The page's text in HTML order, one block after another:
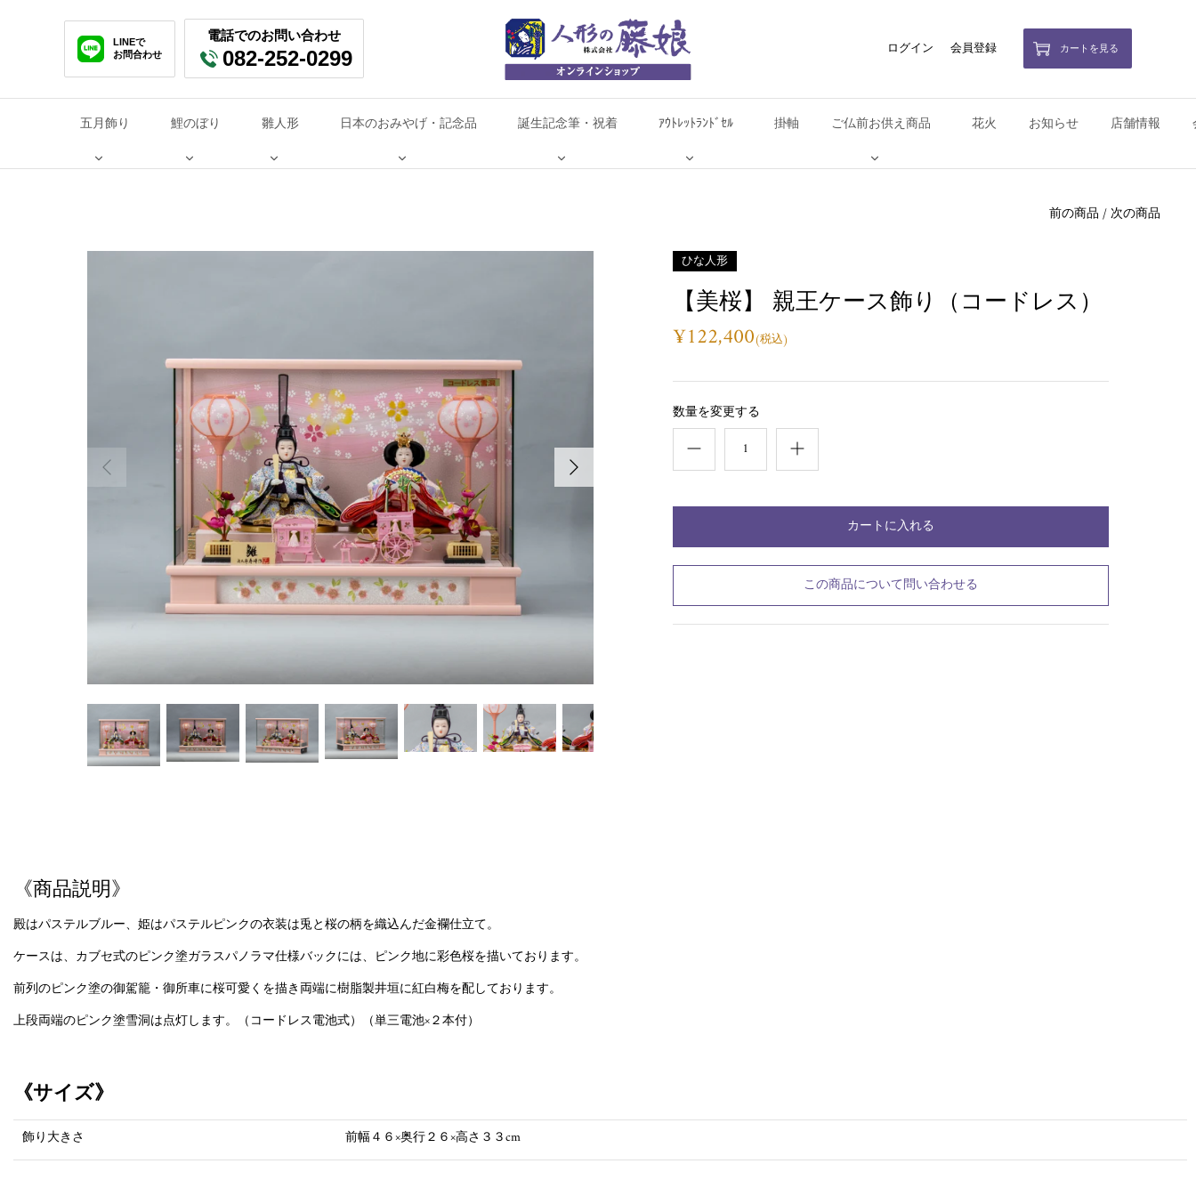
を
ッ
LINEで
お問合わせ
電話でのお問い合わせ
082-252-0299 ログイン 会員登録 カートを見る
五月飾り 鯉のぼり 雛人形 日本のおみやげ・記念品 誕生記念筆・祝着 ｱｳﾄﾚｯﾄﾗﾝﾄﾞｾﾙ 掛軸 ご仏前お供え商品 花火 お知らせ 店舗情報
前の商品 /次の商品
ひな人形
【美桜】 親王ケース飾り（コードレス）
¥122,400
数量を変更する
この商品について問い合わせる
《商品説明》
殿はパステルブルー、姫はパステルピンクの衣装は兎と桜の柄を織込んだ金襴仕立て。
ケースは、カブセ式のピンク塗ガラスパノラマ仕様バックには、ピンク地に彩色桜を描いております。
前列のピンク塗の御駕籠・御所車に桜可愛くを描き両端に樹脂製井垣に紅白梅を配しております。
上段両端のピンク塗雪洞は点灯します。（コードレス電池式）（単三電池×２本付）
《サイズ》
飾り大きさ 前幅４６×奥行２６×高さ３３cm